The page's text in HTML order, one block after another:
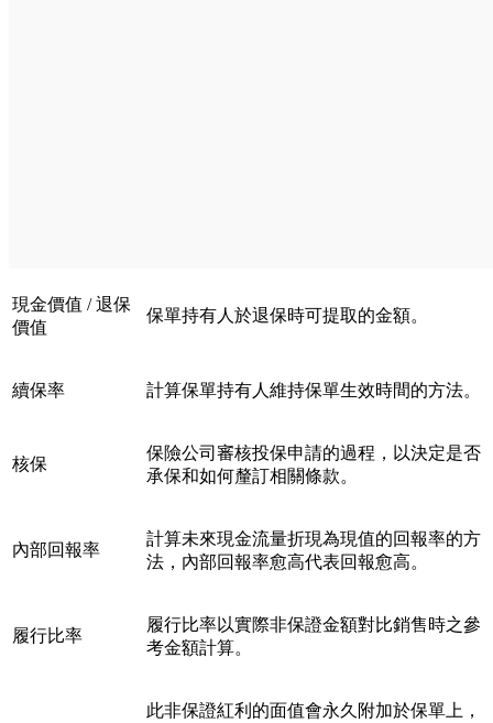
現金價值 / 退保
價值
保單持有人於退保時可提取的金額。
續保率 計算保單持有人維持保單生效時間的方法。
核保
保險公司審核投保申請的過程，以決定是否
承保和如何釐訂相關條款。
內部回報率
計算未來現金流量折現為現值的回報率的方
法，內部回報率愈高代表回報愈高。
履行比率
履行比率以實際非保證金額對比銷售時之參
考金額計算。
此非保證紅利的面值會永久附加於保單上，